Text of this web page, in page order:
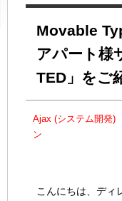
Movable
アパート様
TED」をご
Ajax (システム開発)
ン
こんにちは、ディ